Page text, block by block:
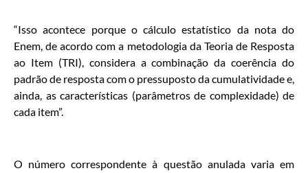
“Isso acontece porque o cálculo estatístico da nota do
Enem, de acordo com a metodologia da Teoria de Resposta
ao Item (TRI), considera a combinação da coerência do
padrão de resposta com o pressuposto da cumulatividade e,
ainda, as características (parâmetros de complexidade) de
cada item”.
O número correspondente à questão anulada varia em